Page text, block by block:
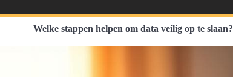
Welke stappen helpen om data veilig op te slaan?